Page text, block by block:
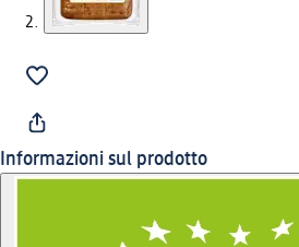
Informazioni sul prodotto